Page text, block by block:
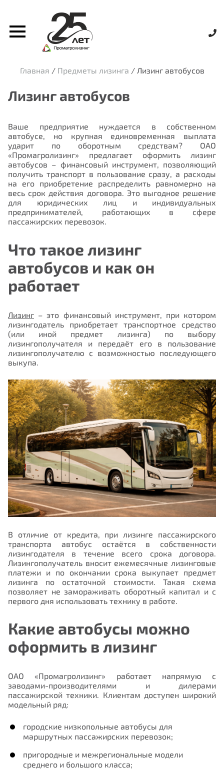
Главная / Предметы лизинга / Лизинг автобусов
Лизинг автобусов
Ваше предприятие нуждается в собственном
автобусе, но крупная единовременная выплата
ударит по оборотным средствам? ОАО
«Промагролизинг» предлагает оформить лизинг
автобусов – финансовый инструмент, позволяющий
получить транспорт в пользование сразу, а расходы
на его приобретение распределить равномерно на
весь срок действия договора. Это выгодное решение
для юридических лиц и индивидуальных
предпринимателей, работающих в сфере
пассажирских перевозок.
Что такое лизинг
автобусов и как он
работает
Лизинг – это финансовый инструмент, при котором
лизингодатель приобретает транспортное средство
(или иной предмет лизинга) по выбору
лизингополучателя и передаёт его в пользование
лизингополучателю с возможностью последующего
выкупа.
В отличие от кредита, при лизинге пассажирского
транспорта автобус остаётся в собственности
лизингодателя в течение всего срока договора.
Лизингополучатель вносит ежемесячные лизинговые
платежи и по окончании срока выкупает предмет
лизинга по остаточной стоимости. Такая схема
позволяет не замораживать оборотный капитал и с
первого дня использовать технику в работе.
Какие автобусы можно
оформить в лизинг
ОАО «Промагролизинг» работает напрямую с
заводами-производителями и дилерами
пассажирской техники. Клиентам доступен широкий
модельный ряд:
городские низкопольные автобусы для
маршрутных пассажирских перевозок;
пригородные и межрегиональные модели
среднего и большого класса;